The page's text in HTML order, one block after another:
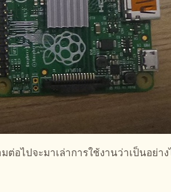
อไปจะมาเล่าการใช้งานว่าเป็นอย่าง